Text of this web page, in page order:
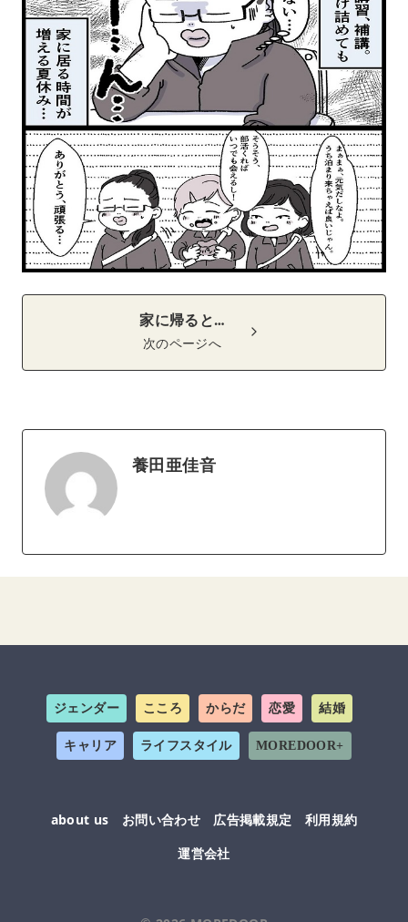
家に帰ると…
次のページへ
養田亜佳音
ジェンダー こころ からだ 恋愛 結婚
キャリア ライフスタイル MOREDOOR+
about us お問い合わせ 広告掲載規定
利用規約
運営会社